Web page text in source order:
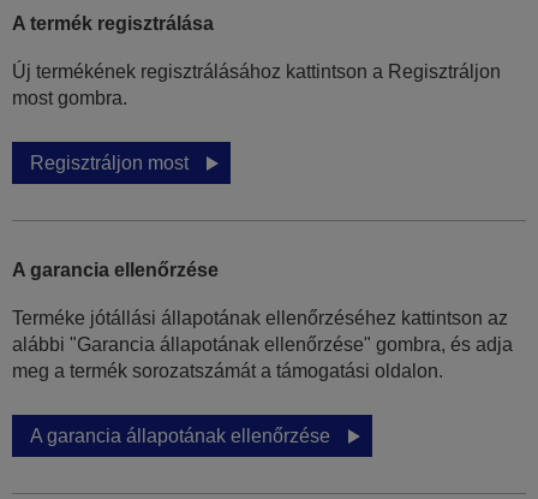
A termék regisztrálása
Új termékének regisztrálásához kattintson a Regisztráljon
most gombra.
Regisztráljon most
A garancia ellenőrzése
Terméke jótállási állapotának ellenőrzéséhez kattintson az
alábbi "Garancia állapotának ellenőrzése" gombra, és adja
meg a termék sorozatszámát a támogatási oldalon.
A garancia állapotának ellenőrzése